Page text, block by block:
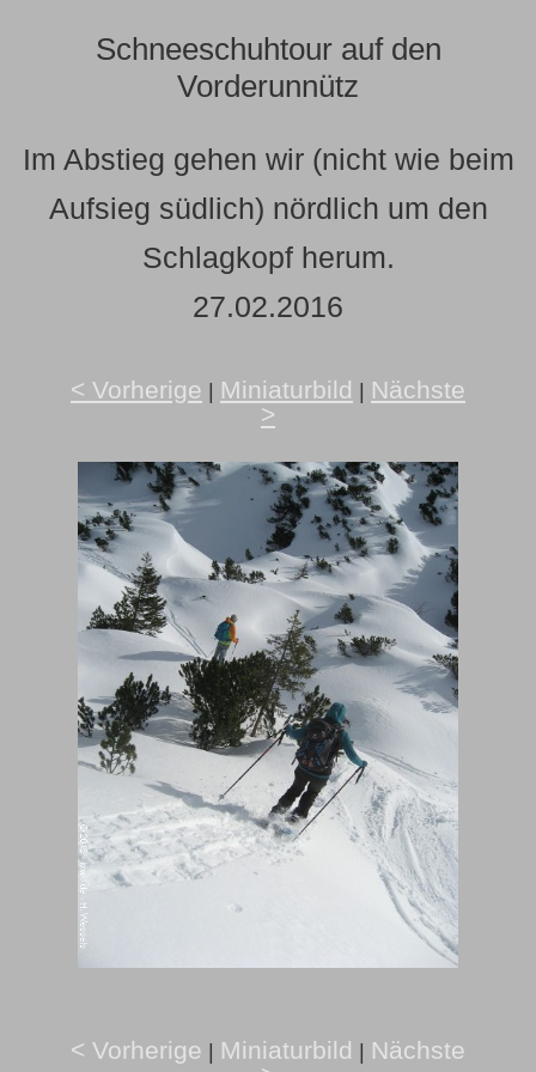
Schneeschuhtour auf den
Vorderunnütz
Im Abstieg gehen wir (nicht wie beim
Aufsieg südlich) nördlich um den
Schlagkopf herum.
27.02.2016
< Vorherige Miniaturbild
Nächste
>
< Vorherige Miniaturbild
Nächste